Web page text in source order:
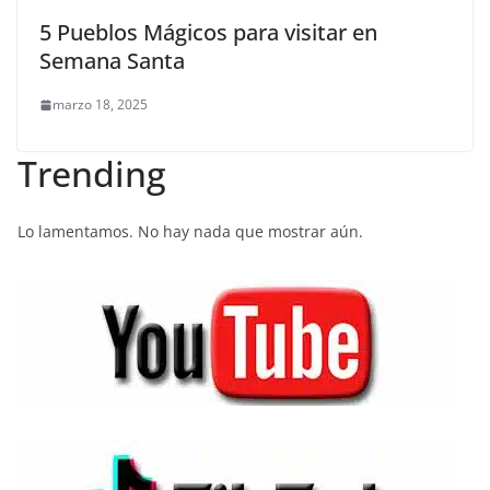
5 Pueblos Mágicos para visitar en
Semana Santa
marzo 18, 2025
Trending
Lo lamentamos. No hay nada que mostrar aún.